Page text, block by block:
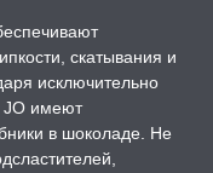
скатывания и
исключительно
JO имеют
в шоколаде. Не